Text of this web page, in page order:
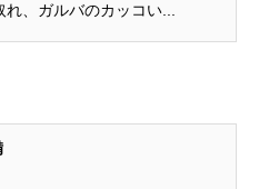
、ガルバのカッコい...